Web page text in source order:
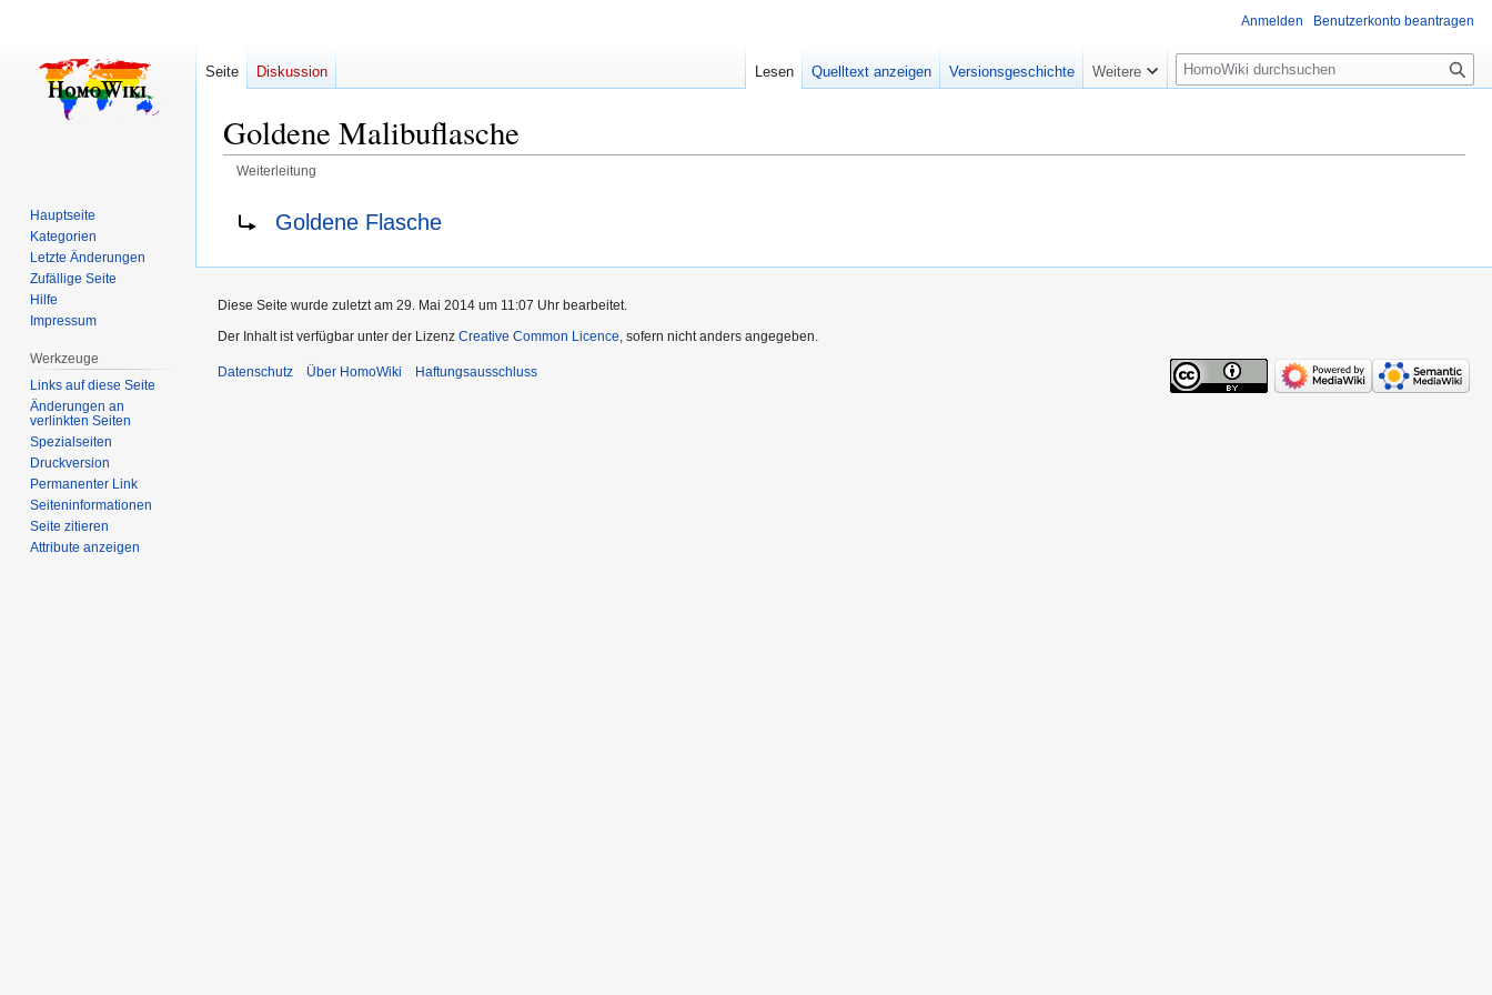
Goldene Malibuflasche
Weiterleitung
Navigation
Suche
Weiterleitung nach:
Goldene Flasche
Anmelden Benutzerkonto beantragen
Seite Diskussion Lesen Quelltext anzeigen Versionsgeschichte Weitere
Suche
Hauptseite
Kategorien
Letzte Änderungen
Zufällige Seite
Hilfe
Impressum
Werkzeuge
Links auf diese Seite
Änderungen an
verlinkten Seiten
Spezialseiten
Druckversion
Permanenter Link
Seiten­­informationen
Seite zitieren
Attribute anzeigen
Diese Seite wurde zuletzt am 29. Mai 2014 um 11:07 Uhr bearbeitet.
Der Inhalt ist verfügbar unter der Lizenz Creative Common Licence , sofern nicht anders angegeben.
Datenschutz Über HomoWiki Haftungsausschluss